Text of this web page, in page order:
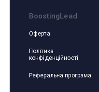
BoostingLead
Оферта
Політика
конфіденційності
Реферальна програма